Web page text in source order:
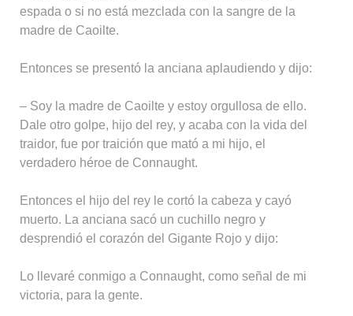
espada o si no está mezclada con la sangre de la
madre de Caoilte.
Entonces se presentó la anciana aplaudiendo y dijo:
– Soy la madre de Caoilte y estoy orgullosa de ello.
Dale otro golpe, hijo del rey, y acaba con la vida del
traidor, fue por traición que mató a mi hijo, el
verdadero héroe de Connaught.
Entonces el hijo del rey le cortó la cabeza y cayó
muerto. La anciana sacó un cuchillo negro y
desprendió el corazón del Gigante Rojo y dijo:
Lo llevaré conmigo a Connaught, como señal de mi
victoria, para la gente.